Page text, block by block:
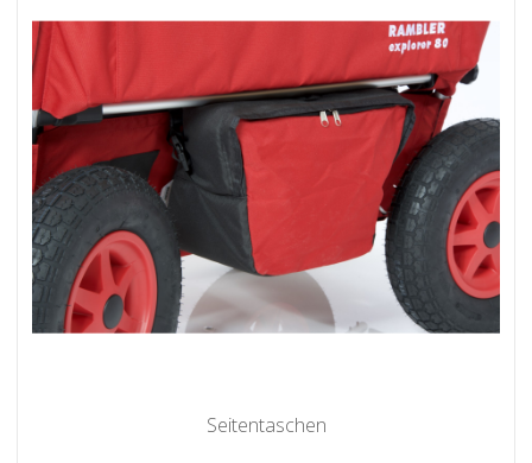
Seitentaschen